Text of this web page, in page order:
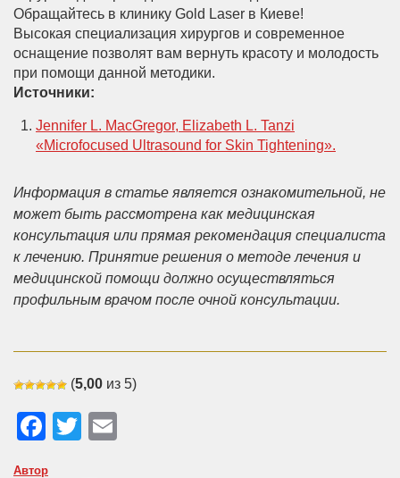
Обращайтесь в клинику Gold Laser в Киеве!
Высокая специализация хирургов и современное
оснащение позволят вам вернуть красоту и молодость
при помощи данной методики.
Источники:
Jennifer L. MacGregor, Elizabeth L. Tanzi
«Microfocused Ultrasound for Skin Tightening».
Информация в статье является ознакомительной, не
может быть рассмотрена как медицинская
консультация или прямая рекомендация специалиста
к лечению. Принятие решения о методе лечения и
медицинской помощи должно осуществляться
профильным врачом после очной консультации.
(5,00 из 5)
Facebook
Twitter
Автор